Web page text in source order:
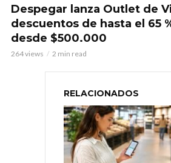
Despegar lanza Outlet de
descuentos de hasta el 65
desde $500.000
264 views 2 min read
RELACIONADOS